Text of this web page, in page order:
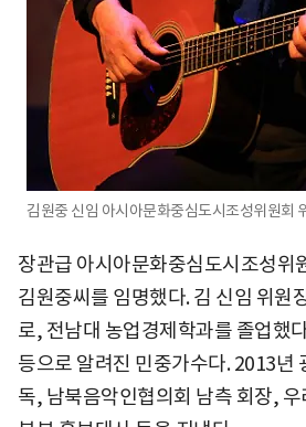
김원중 신임 아시아문화중심도시조성위원회
장관급 아시아문화중심도시조성위
김원중씨를 임명했다. 김 신임 위원
로, 전남대 농업경제학과를 졸업했
등으로 알려진 민중가수다. 2013년
독, 남북음악인협의회 남측 회장,